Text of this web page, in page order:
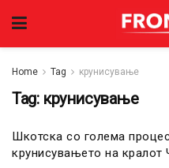
Home Tag крунисување
Tag: крунисување
Шкотска со голема
крунисувањето на